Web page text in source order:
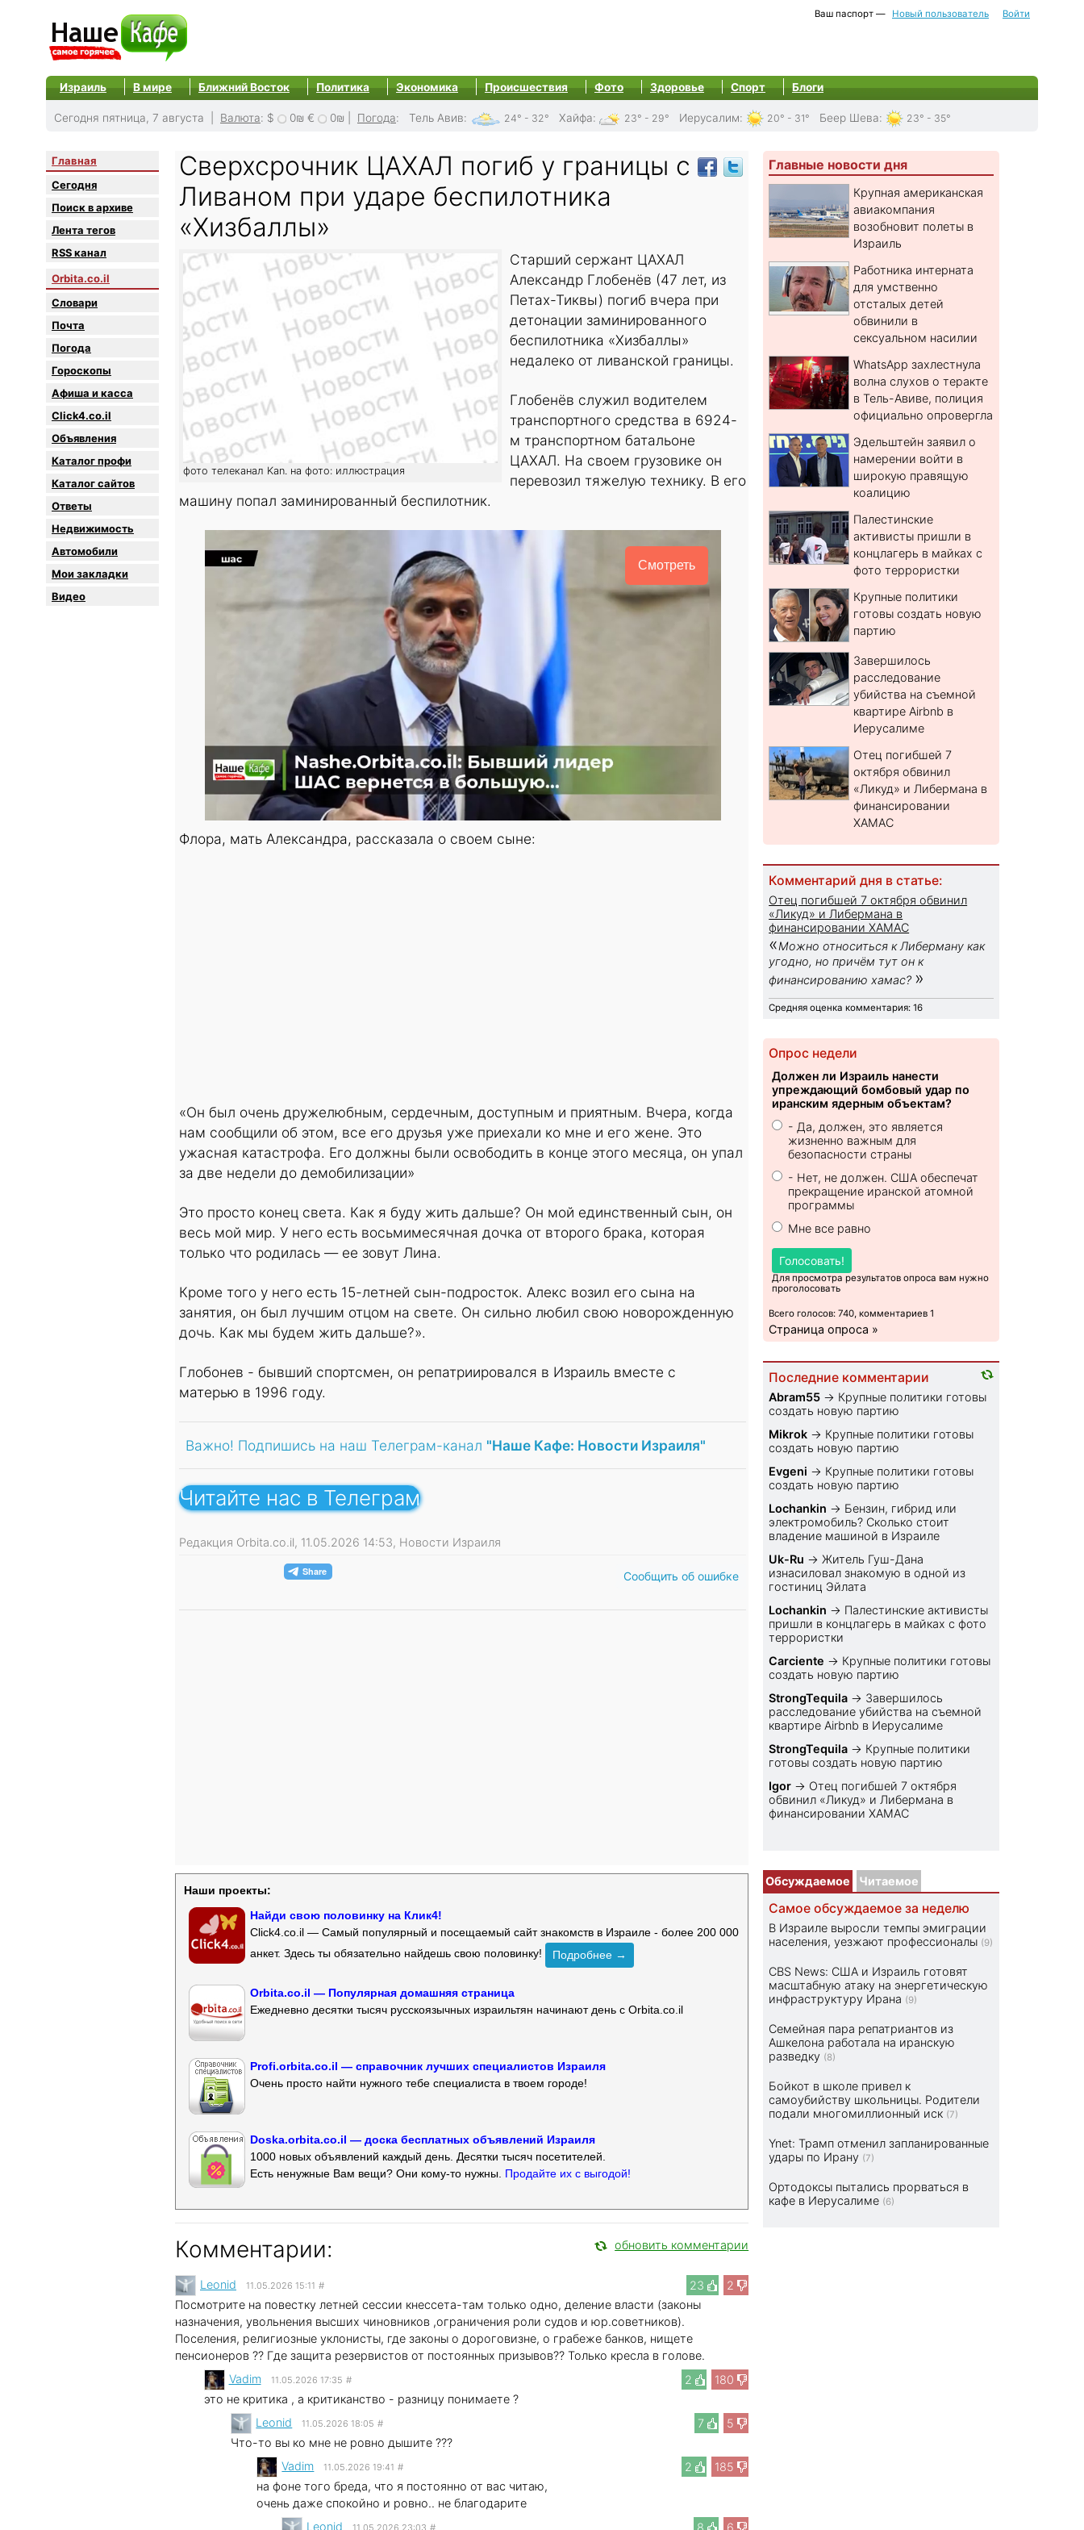
Ваш паспорт — Новый пользователь Войти
Израиль В мире Ближний Восток Политика Экономика Происшествия Фото Здоровье Спорт Блоги
Сегодня пятница, 7 августа | Валюта: $ 0₪ € 0₪ Погода: Тель Авив: 24° - 32° Хайфа: 23° - 29° Иерусалим: 20° - 31° Беер Шева: 23° - 35°
Главная
Сегодня
Поиск в архиве
Лента тегов
RSS канал
Orbita.co.il
Словари
Почта
Погода
Гороскопы
Афиша и касса
Click4.co.il
Объявления
Каталог профи
Каталог сайтов
Oтветы
Недвижимость
Автомобили
Мои закладки
Видео
Сверхсрочник ЦАХАЛ погиб у границы с
Ливаном при ударе беспилотника
«Хизбаллы»
фото телеканал Kan. на фото: иллюстрация
Старший сержант ЦАХАЛ
Александр Глобенёв (47 лет, из
Петах-Тиквы) погиб вчера при
детонации заминированного
беспилотника «Хизбаллы»
недалеко от ливанской границы.
Глобенёв служил водителем
транспортного средства в 6924-
м транспортном батальоне
ЦАХАЛ. На своем грузовике он
перевозил тяжелую технику. В его
машину попал заминированный беспилотник.
Смотреть
Флора, мать Александра, рассказала о своем сыне:
«Он был очень дружелюбным, сердечным, доступным и приятным. Вчера, когда
нам сообщили об этом, все его друзья уже приехали ко мне и его жене. Это
ужасная катастрофа. Его должны были освободить в конце этого месяца, он упал
за две недели до демобилизации»
Это просто конец света. Как я буду жить дальше? Он мой единственный сын, он
весь мой мир. У него есть восьмимесячная дочка от второго брака, которая
только что родилась — ее зовут Лина.
Кроме того у него есть 15-летней сын-подросток. Алекс возил его сына на
занятия, он был лучшим отцом на свете. Он сильно любил свою новорожденную
дочь. Как мы будем жить дальше?».
Глобонев - бывший спортсмен, он репатриировался в Израиль вместе с
матерью в 1996 году.
Важно! Подпишись на наш Телеграм-канал "Наше Кафе: Новости Израиля"
Читайте нас в Телеграм
Редакция Orbita.co.il, 11.05.2026 14:53, Новости Израиля
Сообщить об ошибке
Наши проекты:
Найди свою половинку на Клик4!
Click4.co.il — Самый популярный и посещаемый сайт знакомств в Израиле - более 200 000
анкет. Здесь ты обязательно найдешь свою половинку!
Подробнее →
Orbita.co.il — Популярная домашняя страница
Ежедневно десятки тысяч русскоязычных израильтян начинают день с Orbita.co.il
Profi.orbita.co.il — справочник лучших специалистов Израиля
Очень просто найти нужного тебе специалиста в твоем городе!
Doska.orbita.co.il — доска бесплатных объявлений Израиля
1000 новых объявлений каждый день. Десятки тысяч посетителей.
Есть ненужные Вам вещи? Они кому-то нужны. Продайте их с выгодой!
Комментарии: обновить комментарии
23 2
Leonid 11.05.2026 15:11 #
Посмотрите на повестку летней сессии кнессета-там только одно, деление власти (законы
назначения, увольнения высших чиновников ,ограничения роли судов и юр.советников).
Поселения, религиозные уклонисты, где законы о дороговизне, о грабеже банков, нищете
пенсионеров ?? Где защита резервистов от постоянных призывов?? Только кресла в голове.
2
180
Vadim 11.05.2026 17:35 #
это не критика , а критиканство - разницу понимаете ?
7
5
Leonid 11.05.2026 18:05 #
Что-то вы ко мне не ровно дышите ???
2
185
Vadim 11.05.2026 19:41 #
на фоне того бреда, что я постоянно от вас читаю,
очень даже спокойно и ровно.. не благодарите
Leonid 11.05.2026 23:03 #
Главные новости дня
Крупная американская
авиакомпания
возобновит полеты в
Израиль
Работника интерната
для умственно
отсталых детей
обвинили в
сексуальном насилии
WhatsApp захлестнула
волна слухов о теракте
в Тель-Авиве, полиция
официально опровергла
Эдельштейн заявил о
намерении войти в
широкую правящую
коалицию
Палестинские
активисты пришли в
концлагерь в майках с
фото террористки
Крупные политики
готовы создать новую
партию
Завершилось
расследование
убийства на съемной
квартире Airbnb в
Иерусалиме
Отец погибшей 7
октября обвинил
«Ликуд» и Либермана в
финансировании
ХАМАС
Комментарий дня в статье:
Отец погибшей 7 октября обвинил
«Ликуд» и Либермана в
финансировании ХАМАС
«Можно относиться к Либерману как
угодно, но причём тут он к
финансированию хамас? »
Средняя оценка комментария: 16
Опрос недели
Должен ли Израиль нанести
упреждающий бомбовый удар по
иранским ядерным объектам?
- Да, должен, это является
жизненно важным для
безопасности страны
- Нет, не должен. США обеспечат
прекращение иранской атомной
программы
Мне все равно
Голосовать!
Для просмотра результатов опроса вам нужно
проголосовать
Всего голосов: 740, комментариев 1
Страница опроса »
Последние комментарии
Abram55 → Крупные политики готовы
создать новую партию
Mikrok → Крупные политики готовы
создать новую партию
Evgeni → Крупные политики готовы
создать новую партию
Lochankin → Бензин, гибрид или
электромобиль? Cколько стоит
владение машиной в Израиле
Uk-Ru → Житель Гуш-Дана
изнасиловал знакомую в одной из
гостиниц Эйлата
Lochankin → Палестинские активисты
пришли в концлагерь в майках с фото
террористки
Carciente → Крупные политики готовы
создать новую партию
StrongTequila → Завершилось
расследование убийства на съемной
квартире Airbnb в Иерусалиме
StrongTequila → Крупные политики
готовы создать новую партию
Igor → Отец погибшей 7 октября
обвинил «Ликуд» и Либермана в
финансировании ХАМАС
Обсуждаемое Читаемое
Самое обсуждаемое за неделю
В Израиле выросли темпы эмиграции
населения, уезжают профессионалы (9)
CBS News: США и Израиль готовят
масштабную атаку на энергетическую
инфраструктуру Ирана (9)
Семейная пара репатриантов из
Ашкелона работала на иранскую
разведку (8)
Бойкот в школе привел к
самоубийству школьницы. Родители
подали многомиллионный иск (7)
Ynet: Трамп отменил запланированные
удары по Ирану (7)
Ортодоксы пытались прорваться в
кафе в Иерусалиме (6)